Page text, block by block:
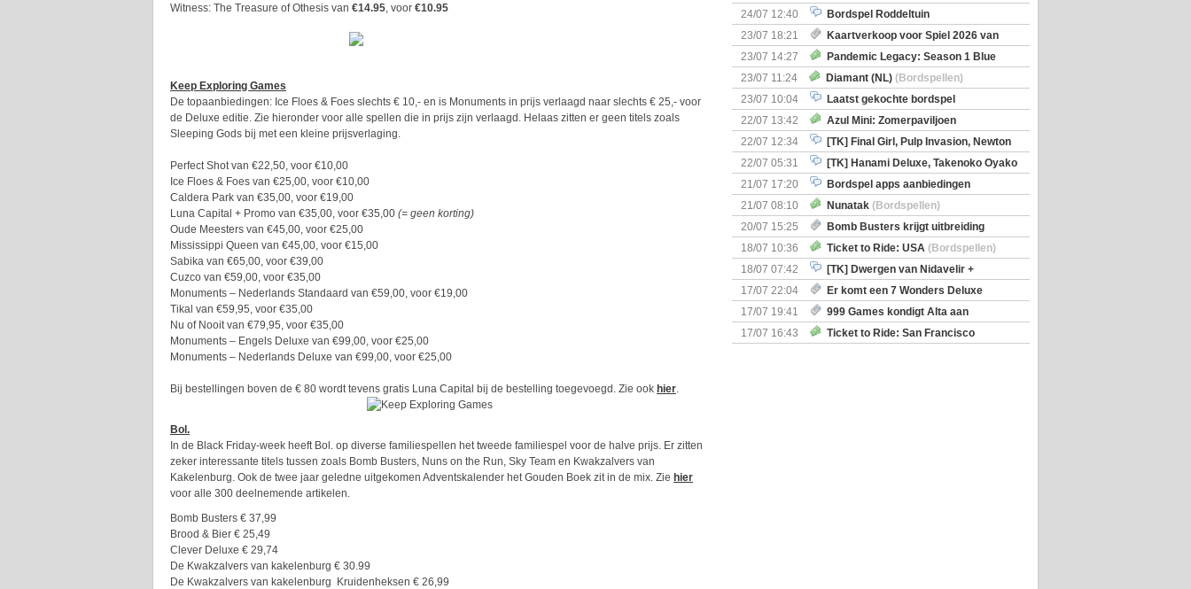
Witness: The Treasure of Othesis van €14.95, voor €10.95
Keep Exploring Games
De topaanbiedingen: Ice Floes & Foes slechts € 10,- en is Monuments in prijs verlaagd naar slechts € 25,- voor
de Deluxe editie. Zie hieronder voor alle spellen die in prijs zijn verlaagd. Helaas zitten er geen titels zoals
Sleeping Gods bij met een kleine prijsverlaging.
Perfect Shot van €22,50, voor €10,00
Ice Floes & Foes van €25,00, voor €10,00
Caldera Park van €35,00, voor €19,00
Luna Capital + Promo van €35,00, voor €35,00 (= geen korting)
Oude Meesters van €45,00, voor €25,00
Mississippi Queen van €45,00, voor €15,00
Sabika van €65,00, voor €39,00
Cuzco van €59,00, voor €35,00
Monuments – Nederlands Standaard van €59,00, voor €19,00
Tikal van €59,95, voor €35,00
Nu of Nooit van €79,95, voor €35,00
Monuments – Engels Deluxe van €99,00, voor €25,00
Monuments – Nederlands Deluxe van €99,00, voor €25,00
Bij bestellingen boven de € 80 wordt tevens gratis Luna Capital bij de bestelling toegevoegd. Zie ook hier.
Bol.
In de Black Friday-week heeft Bol. op diverse familiespellen het tweede familiespel voor de halve prijs. Er zitten
zeker interessante titels tussen zoals Bomb Busters, Nuns on the Run, Sky Team en Kwakzalvers van
Kakelenburg. Ook de twee jaar geledne uitgekomen Adventskalender het Gouden Boek zit in de mix. Zie hier
voor alle 300 deelnemende artikelen.
Bomb Busters € 37,99
Brood & Bier € 25,49
Clever Deluxe € 29,74
De Kwakzalvers van kakelenburg € 30.99
De Kwakzalvers van kakelenburg Kruidenheksen € 26,99
(Bordspellen)
24/07 12:40
Bordspel Roddeltuin
23/07 18:21
Kaartverkoop voor Spiel 2026 van
start
23/07 14:27
Pandemic Legacy: Season 1 Blue
(Bordspellen)
23/07 11:24 Diamant (NL) (Bordspellen)
23/07 10:04
Laatst gekochte bordspel
22/07 13:42
Azul Mini: Zomerpaviljoen
(Bordspellen)
22/07 12:34
[TK] Final Girl, Pulp Invasion, Newton
& Great Discoveries
22/07 05:31
[TK] Hanami Deluxe, Takenoko Oyako
bigbox
21/07 17:20
Bordspel apps aanbiedingen
21/07 08:10
Nunatak (Bordspellen)
20/07 15:25
Bomb Busters krijgt uitbreiding
genaamd Pro Kit
18/07 10:36 Ticket to Ride: USA (Bordspellen)
18/07 07:42
[TK] Dwergen van Nidavelir +
Sherlock Holmes Consulting Detective
17/07 22:04
Er komt een 7 Wonders Deluxe
Monsterbox
17/07 19:41
999 Games kondigt Alta aan
17/07 16:43
Ticket to Ride: San Francisco